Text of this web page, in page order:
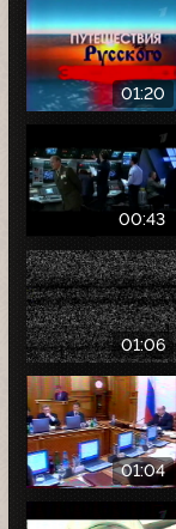
01:20
00:43
01:06
01:04